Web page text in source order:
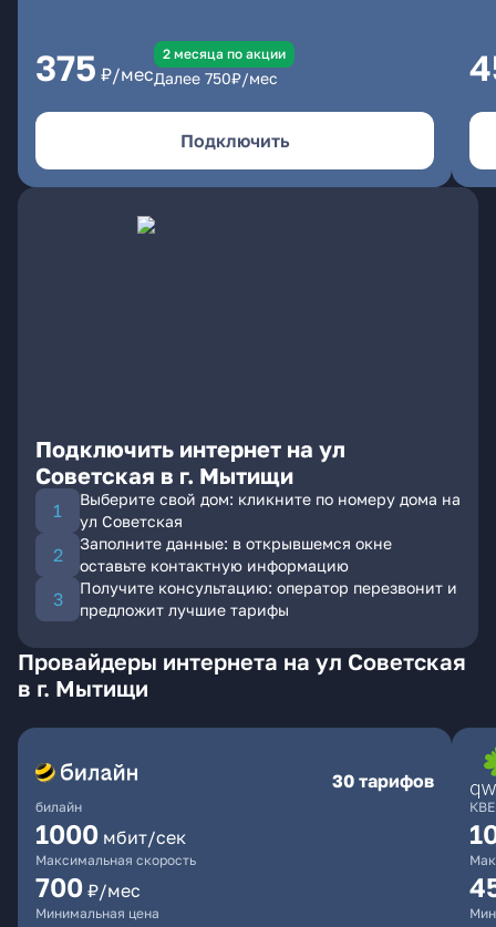
375 ₽/мес
2 месяцa по акции
Далее 750₽/мес
Подключить
Подключить интернет на ул
Советская в г. Мытищи
Выберите свой дом: кликните по номеру дома на
ул Советская
Заполните данные: в открывшемся окне
оставьте контактную информацию
Получите консультацию: оператор перезвонит и
предложит лучшие тарифы
Провайдеры интернета на ул Советская
в г. Мытищи
билайн
30 тарифов
1000 мбит/сек
Максимальная скорость
700 ₽/мес
Минимальная цена